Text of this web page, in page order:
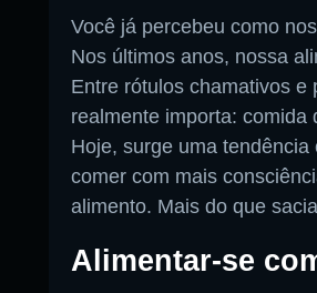
Você já percebeu como
Nos últimos anos, nossa
Entre rótulos chamativos e
realmente importa: comida
Hoje, surge uma
comer com mais
alimento. Mais do que
Alimentar-se